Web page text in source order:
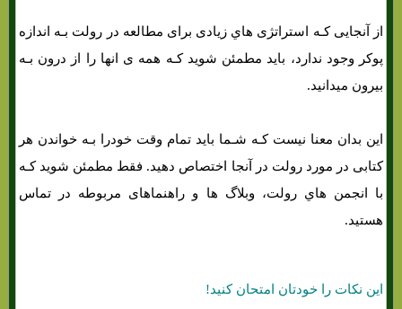
از آنجایی کـه استراتژی هاي‌ زیادی برای مطالعه در رولت بـه اندازه
پوکر وجود ندارد، باید مطمئن شوید کـه همه ی انها را از درون بـه
بیرون میدانید.
این بدان معنا نیست کـه شـما باید تمام وقت خودرا بـه خواندن هر
کتابی در مورد رولت در آنجا اختصاص دهید. فقط مطمئن شوید کـه
با انجمن هاي‌ رولت، وبلاگ ها و راهنماهای مربوطه در تماس
هستید.
این نکات را خودتان امتحان کنید!